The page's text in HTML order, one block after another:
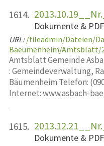
1614.
Dokumente &
URL: /fileadmin/Dateien/
Baeumenheim/Amtsblatt/
Amtsblatt Gemeinde
: Gemeindeverwaltung,
Bäumenheim Telefon:
Internet: www.asbach-
1615.
Dokumente &